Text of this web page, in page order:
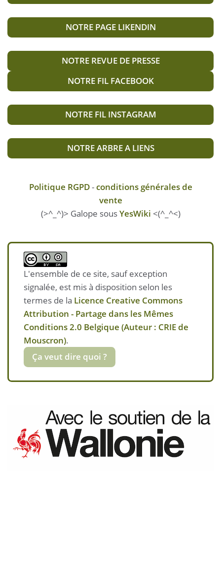
NOTRE PAGE LIKENDIN
NOTRE REVUE DE PRESSE
NOTRE FIL FACEBOOK
NOTRE FIL INSTAGRAM
NOTRE ARBRE A LIENS
Politique RGPD-conditions générales de
vente
(>^_^)> Galope sousYesWiki <(^_^<)
L'ensemble de ce site, sauf exception
signalée, est mis à disposition selon les
termes de la Licence Creative Commons
Attribution - Partage dans les Mêmes
Conditions 2.0 Belgique (Auteur : CRIE de
Mouscron).
Ça veut dire quoi ?